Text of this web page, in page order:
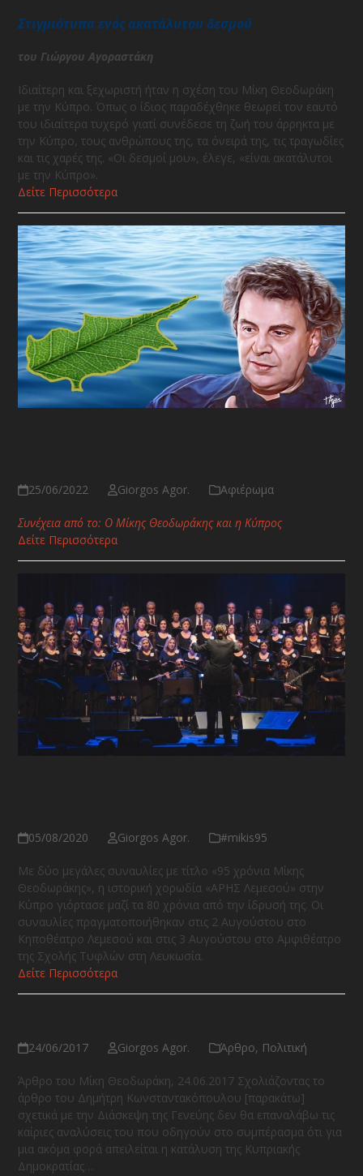
Στιγμιότυπα ενός ακατάλυτου δεσμού
του Γιώργου Αγοραστάκη
Ιδιαίτερη και ξεχωριστή ήταν η σχέση του Μίκη Θεοδωράκη
με την Κύπρο. Όπως ο ίδιος παραδέχθηκε θεωρεί τον εαυτό
του ιδιαίτερα τυχερό γιατί συνέδεσε τη ζωή του άρρηκτα με
την Κύπρο, τους ανθρώπους της, τα όνειρά της, τις τραγωδίες
και τις χαρές της. «Οι δεσμοί μου», έλεγε, «είναι ακατάλυτοι
με την Κύπρο».
Δείτε Περισσότερα
25/06/2022 Giorgos Agor. Αφιέρωμα
Συνέχεια από το: Ο Μίκης Θεοδωράκης και η Κύπρος
Δείτε Περισσότερα
05/08/2020 Giorgos Agor. #mikis95
Με δύο μεγάλες συναυλίες με τίτλο «95 χρόνια Μίκης
Θεοδωράκης», η ιστορική χορωδία «ΑΡΗΣ Λεμεσού» στην
Κύπρο γιόρτασε μαζί τα 80 χρόνια από την ίδρυσή της. Οι
συναυλίες πραγματοποιήθηκαν στις 2 Αυγούστου στο
Κηποθέατρο Λεμεσού και στις 3 Αυγούστου στο Αμφιθέατρο
της Σχολής Τυφλών στη Λευκωσία.
Δείτε Περισσότερα
24/06/2017 Giorgos Agor. Άρθρο, Πολιτική
Άρθρο του Μίκη Θεοδωράκη, 24.06.2017 Σχολιάζοντας το
άρθρο του Δημήτρη Κωνσταντακόπουλου [παρακάτω]
σχετικά με την Διάσκεψη της Γενεύης δεν θα επαναλάβω τις
καίριες αναλύσεις του που οδηγούν στο συμπέρασμα ότι για
μια ακόμα φορά απειλείται η κατάλυση της Κυπριακής
Δημοκρατίας…